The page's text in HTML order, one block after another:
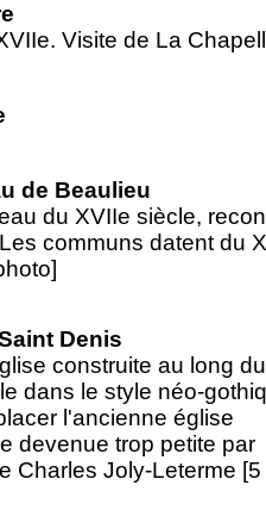
Visite de La
de Beaulieu
du XVIIe siècle,
communs datent du
Denis
construite au long du
dans le style néo-
l'ancienne église
devenue trop petite par
Charles Joly-Leterme [5